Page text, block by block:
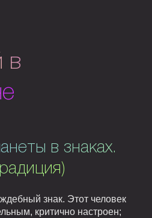
в
в знаках.
знак. Этот человек
критично настроен;